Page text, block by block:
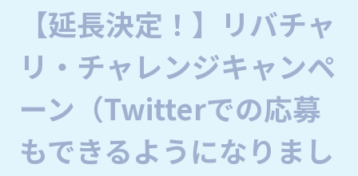
【延長決定！】リバチャ
リ・チャレンジキャンペ
ーン（Twitterでの応募
もできるようになりまし